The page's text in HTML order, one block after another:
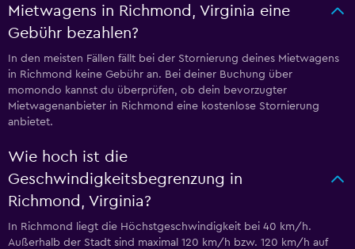
Mietwagens in Richmond, Virginia eine
Gebühr bezahlen?
In den meisten Fällen fällt bei der Stornierung deines Mietwagens
in Richmond keine Gebühr an. Bei deiner Buchung über
momondo kannst du überprüfen, ob dein bevorzugter
Mietwagenanbieter in Richmond eine kostenlose Stornierung
anbietet.
Wie hoch ist die
Geschwindigkeitsbegrenzung in
Richmond, Virginia?
In Richmond liegt die Höchstgeschwindigkeit bei 40 km/h.
Außerhalb der Stadt sind maximal 120 km/h bzw. 120 km/h auf